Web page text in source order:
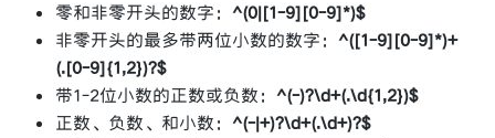
零和非零开头的数字： ^(0|[1-9][0-9]*)$
非零开头的最多带两位小数的数字： ^([1-9][0-9]*)+
(.[0-9]{1,2})?$
带1-2位小数的正数或负数： ^(-)?\d+(.\d{1,2})$
正数、负数、和小数： ^(-|+)?\d+(.\d+)?$